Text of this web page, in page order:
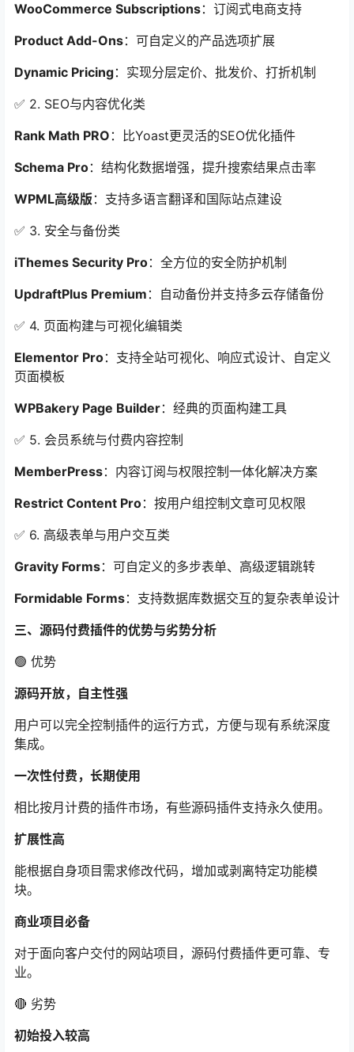
WooCommerce Subscriptions：订阅式电商支持
Product Add-Ons：可自定义的产品选项扩展
Dynamic Pricing：实现分层定价、批发价、打折机制
✅ 2. SEO与内容优化类
Rank Math PRO ：比Yoast更灵活的SEO优化插件
Schema Pro：结构化数据增强，提升搜索结果点击率
WPML高级版：支持多语言翻译和国际站点建设
✅ 3. 安全与备份类
iThemes Security Pro：全方位的安全防护机制
UpdraftPlus Premium ：自动备份并支持多云存储备份
✅ 4. 页面构建与可视化编辑类
Elementor Pro：支持全站可视化、响应式设计、自定义
页面模板
WPBakery Page Builder：经典的页面构建工具
✅ 5. 会员系统与付费内容控制
MemberPress：内容订阅与权限控制一体化解决方案
Restrict Content Pro：按用户组控制文章可见权限
✅ 6. 高级表单与用户交互类
Gravity Forms：可自定义的多步表单、高级逻辑跳转
Formidable Forms：支持数据库数据交互的复杂表单设计
三、源码付费插件的优势与劣势分析
🟢 优势
源码开放，自主性强
用户可以完全控制插件的运行方式，方便与现有系统深度
集成。
一次性付费，长期使用
相比按月计费的插件市场，有些源码插件支持永久使用。
扩展性高
能根据自身项目需求修改代码，增加或剥离特定功能模
块。
商业项目必备
对于面向客户交付的网站项目，源码付费插件更可靠、专
业。
🔴 劣势
初始投入较高